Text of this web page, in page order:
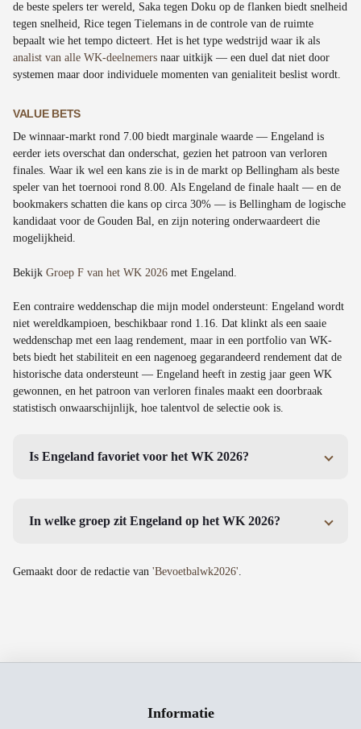
de beste spelers ter wereld, Saka tegen Doku op de flanken biedt snelheid
tegen snelheid, Rice tegen Tielemans in de controle van de ruimte
bepaalt wie het tempo dicteert. Het is het type wedstrijd waar ik als
analist van alle WK-deelnemers naar uitkijk — een duel dat niet door
systemen maar door individuele momenten van genialiteit beslist wordt.
VALUE BETS
De winnaar-markt rond 7.00 biedt marginale waarde — Engeland is
eerder iets overschat dan onderschat, gezien het patroon van verloren
finales. Waar ik wel een kans zie is in de markt op Bellingham als beste
speler van het toernooi rond 8.00. Als Engeland de finale haalt — en de
bookmakers schatten die kans op circa 30% — is Bellingham de logische
kandidaat voor de Gouden Bal, en zijn notering onderwaardeert die
mogelijkheid.
Bekijk Groep F van het WK 2026 met Engeland.
Een contraire weddenschap die mijn model ondersteunt: Engeland wordt
niet wereldkampioen, beschikbaar rond 1.16. Dat klinkt als een saaie
weddenschap met een laag rendement, maar in een portfolio van WK-
bets biedt het stabiliteit en een nagenoeg gegarandeerd rendement dat de
historische data ondersteunt — Engeland heeft in zestig jaar geen WK
gewonnen, en het patroon van verloren finales maakt een doorbraak
statistisch onwaarschijnlijk, hoe talentvol de selectie ook is.
Is Engeland favoriet voor het WK 2026?
In welke groep zit Engeland op het WK 2026?
Gemaakt door de redactie van 'Bevoetbalwk2026'
Informatie